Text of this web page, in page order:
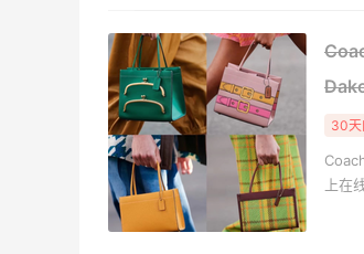
30天
上在
Julian Bakery乳清蛋白棒
人！
08月07日
第二单也薅到了！！星巴
玛奇朵